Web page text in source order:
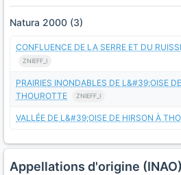
Natura 2000 (3)
CONFLUENCE DE LA SERRE ET DU
ZNIEFF_I
PRAIRIES INONDABLES DE L&#39;OISE
THOUROTTE
ZNIEFF_I
VALLÉE DE L&#39;OISE DE HIRSON À
Appellations d'origine (INAO)